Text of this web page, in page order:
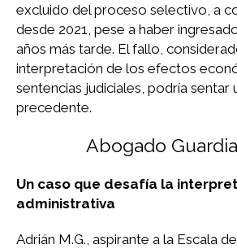
excluido del proceso selectivo, a
desde 2021, pese a haber
años más tarde. El fallo,
interpretación de los efectos
sentencias judiciales, podría sentar
precedente.
Abogado
Un caso que desafía la
administrativa
Adrián M.G., aspirante a la Escala